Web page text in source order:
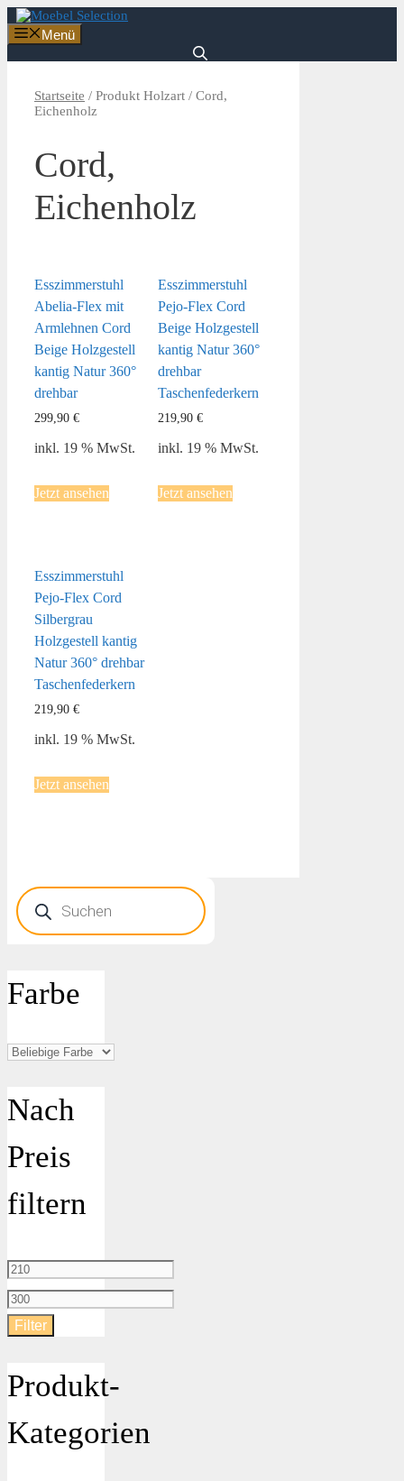
Zum
Inhalt
springen
Menü
Startseite / Produkt Holzart / Cord,
Eichenholz
Cord,
Eichenholz
Esszimmerstuhl
Abelia-Flex mit
Armlehnen Cord
Beige Holzgestell
kantig Natur 360°
drehbar
299,90 €
inkl. 19 % MwSt.
Jetzt ansehen
Esszimmerstuhl
Pejo-Flex Cord
Beige Holzgestell
kantig Natur 360°
drehbar
Taschenfederkern
219,90€
inkl. 19 % MwSt.
Jetzt ansehen
Esszimmerstuhl
Pejo-Flex Cord
Silbergrau
Holzgestell kantig
Natur 360° drehbar
Taschenfederkern
219,90 €
inkl. 19 % MwSt.
Jetzt ansehen
Products
search
Farbe
Nach
Preis
filtern
Min.
Preis
Max.
Preis
Filter
Produkt-
Kategorien